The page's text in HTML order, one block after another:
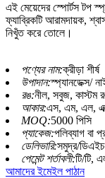
এই মেয়েদের স্পোর্টস টপ
ফ্যাব্রিকটি আরামদায়ক,
নিখুঁত করে তোলে।
পণ্যের নাম:ক্রীড়া শীর্ষ
উপাদান:স্প্যানডেক্স/
রঙ:নীল, সবুজ, কাস্টম
আকার:এস, এম, এল,
MOQ:5000 পিসি
প্যাকেজ:পলিব্যাগ বা
ডেলিভারি:সমুদ্র/
পেমেন্ট শর্তাবলী:টি/টি,
আমাদের ইমেইল পাঠান